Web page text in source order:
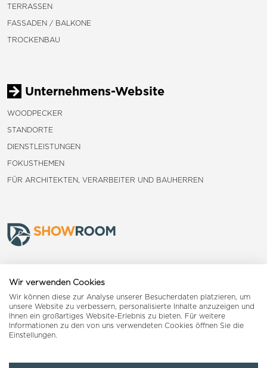
TERRASSEN
FASSADEN / BALKONE
TROCKENBAU
Unternehmens-Website
WOODPECKER
STANDORTE
DIENSTLEISTUNGEN
FOKUSTHEMEN
FÜR ARCHITEKTEN, VERARBEITER UND BAUHERREN
Landquart
Reiden
Wir verwenden Cookies
Wir können diese zur Analyse unserer Besucherdaten platzieren, um
unsere Website zu verbessern, personalisierte Inhalte anzuzeigen und
Ihnen ein großartiges Website-Erlebnis zu bieten. Für weitere
Informationen zu den von uns verwendeten Cookies öffnen Sie die
Einstellungen.